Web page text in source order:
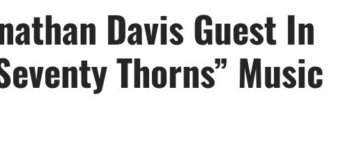
Davis Guest In
Thorns” Music